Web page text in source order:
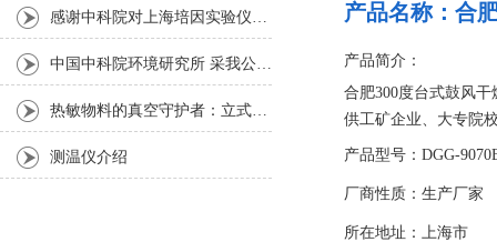
产品名称： 合
产品简介：
合肥300度台式鼓风干
供工矿企业、大专院
用，具体用途：玻璃
产品型号：DGG-
厂商性质：生产厂家
所在地址：上海市
感谢中科院对上海培因实验仪器的认可
中国中科院环境研究所 采我公司仪器300L人工气候箱 实验效果获高度评价
热敏物料的真空守护者：立式真空干燥箱选购指南
测温仪介绍